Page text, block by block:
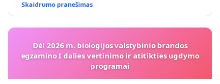
Skaidrumo pranešimas
Dėl 2026 m. biologijos valstybinio brandos
egzamino I dalies vertinimo ir atitikties ugdymo
programai